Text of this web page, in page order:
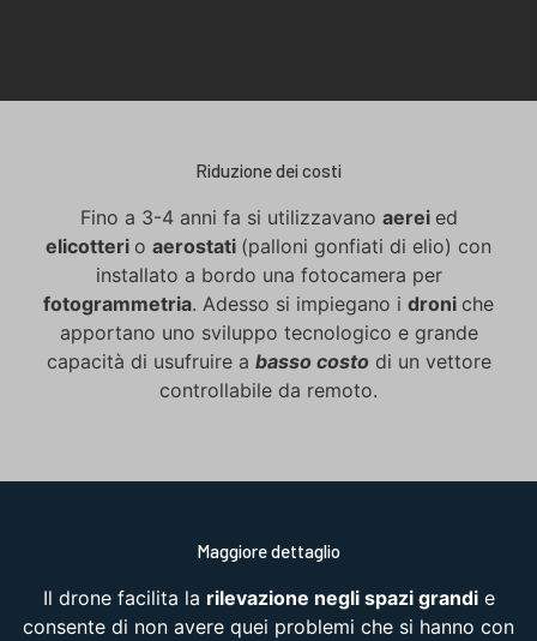
Riduzione dei costi
Fino a 3-4 anni fa si utilizzavano aerei ed
elicotteri o aerostati (palloni gonfiati di elio) con
installato a bordo una fotocamera per
fotogrammetria. Adesso si impiegano i droni che
apportano uno sviluppo tecnologico e grande
capacità di usufruire a basso costodi un vettore
controllabile da remoto.
Maggiore dettaglio
Il drone facilita la rilevazione negli spazi grandie
consente di non avere quei problemi che si hanno con